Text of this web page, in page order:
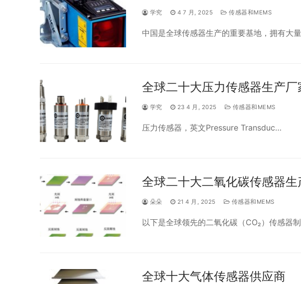
学究 4 7 月, 2025 传感器和MEMS
中国是全球传感器生产的重要基地，拥有大
全球二十大压力传感器生产厂
学究 23 4 月, 2025 传感器和MEMS
压力传感器，英文Pressure Transduc…
全球二十大二氧化碳传感器生
朵朵 21 4 月, 2025 传感器和MEMS
以下是全球领先的二氧化碳（CO₂）传感器
全球十大气体传感器供应商